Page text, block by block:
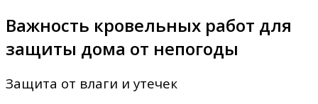
Важность кровельных работ для
защиты дома от непогоды
Защита от влаги и утечек